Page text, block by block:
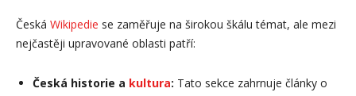
Česká Wikipedie se zaměřuje na širokou škálu témat, ale mezi
nejčastěji upravované oblasti patří:
Česká historie a kultura: Tato sekce zahrnuje články o